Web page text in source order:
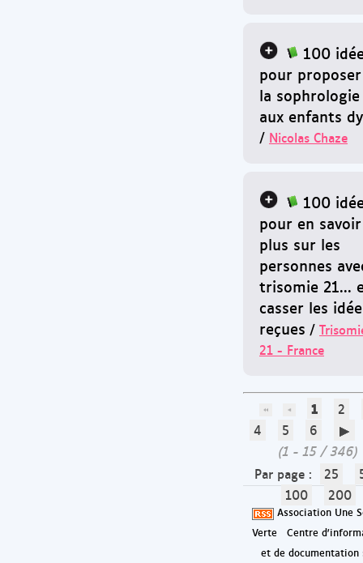
100
pour proposer
la sophrologie
aux enfants
/ Nicolas Chaze
100
pour en savoir
plus sur les
personnes
trisomie 21...
casser les
reçues /
21 - France
1
2
4
5
6
(1 - 15 / 346)
Par page :
25
100
200
Association Une
Verte
Centre
et de documentation